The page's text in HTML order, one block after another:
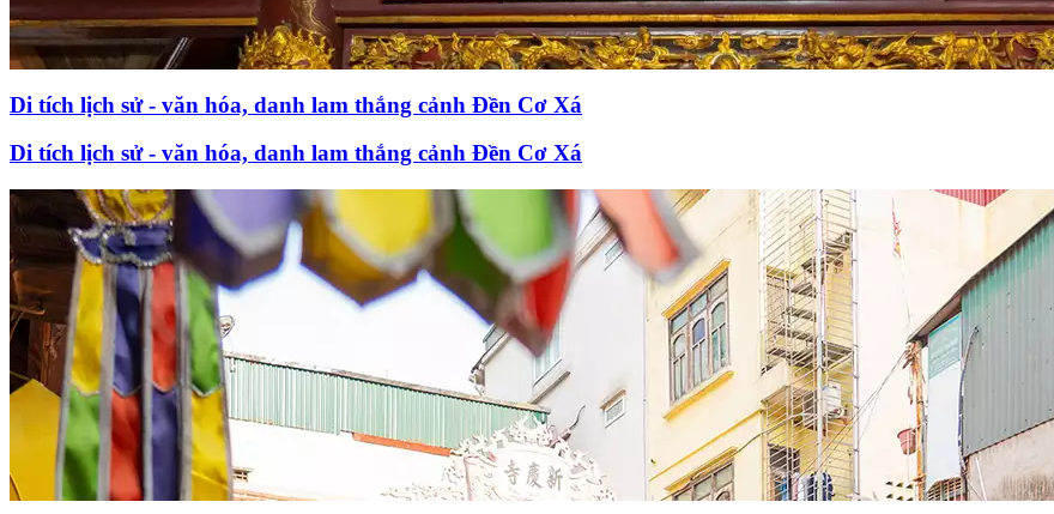
Di tích lịch sử - văn hóa, danh lam thắng cảnh Đền Cơ Xá
Di tích lịch sử - văn hóa, danh lam thắng cảnh Đền Cơ Xá